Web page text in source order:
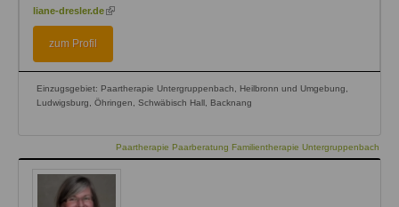
liane-dresler.de (link
zum Profil
Einzugsgebiet: Paartherapie Untergruppenbach, Heilbronn und Umgebung,
Ludwigsburg, Öhringen, Schwäbisch Hall, Backnang
Paartherapie Paarberatung Familientherapie Untergruppenbach